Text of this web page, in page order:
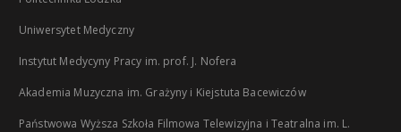
Uniwersytet Medyczny
Instytut Medycyny Pracy im. prof. J. Nofera
Akademia Muzyczna im. Grażyny i Kiejstuta Bacewiczów
Państwowa Wyższa Szkoła Filmowa Telewizyjna i Teatralna im. L.